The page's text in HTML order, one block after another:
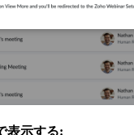
表示する: